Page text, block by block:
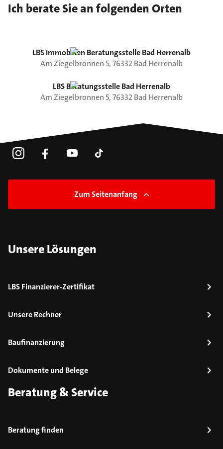
Ich berate Sie an folgenden Orten
LBS Immobilien Beratungsstelle Bad Herrenalb
Am Ziegelbronnen 5,76332Bad Herrenalb
LBS Beratungsstelle Bad Herrenalb
Am Ziegelbronnen 5,76332Bad Herrenalb
Zum Seitenanfang
Unsere Lösungen
LBS Finanzierer-Zertifikat
Unsere Rechner
Baufinanzierung
Dokumente und Belege
Beratung & Service
Beratung finden